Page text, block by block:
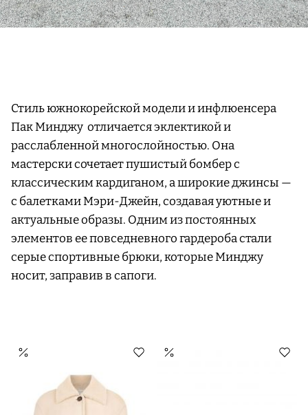
Стиль южнокорейской модели и инфлюенсера
Пак Минджу отличается эклектикой и
расслабленной многослойностью. Она
мастерски сочетает пушистый бомбер с
классическим кардиганом, а широкие джинсы —
с балетками Мэри-Джейн, создавая уютные и
актуальные образы. Одним из постоянных
элементов ее повседневного гардероба стали
серые спортивные брюки, которые Минджу
носит, заправив в сапоги.